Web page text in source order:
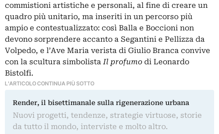
commistioni artistiche e personali, al fine di creare un
quadro più unitario, ma inseriti in un percorso più
ampio e contestualizzato: così Balla e Boccioni non
devono sorprendere accanto a Segantini e Pellizza da
Volpedo, e l’Ave Maria verista di Giulio Branca convive
con la scultura simbolistaIl profumo di Leonardo
Bistolfi.
L'ARTICOLO CONTINUA PIÙ SOTTO
Render, il bisettimanale sulla rigenerazione urbana
Nuovi progetti, tendenze, strategie virtuose, storie
da tutto il mondo, interviste e molto altro.